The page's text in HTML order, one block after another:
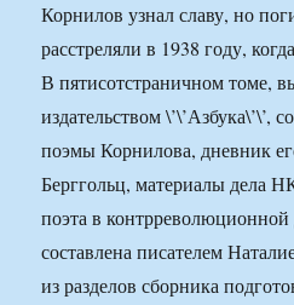
Корнилов узнал славу, но
расстреляли в 1938 году,
В пятисотстраничном томе,
издательством \’\’Азбука\’\’,
поэмы Корнилова, дневник
Берггольц, материалы дела
поэта в контрреволюционной
составлена писателем
из разделов сборника